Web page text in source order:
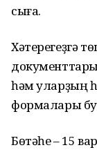
сыға.
Хәтерегеҙгә
һәм уларҙың
формалары
Бөтәһе – 15